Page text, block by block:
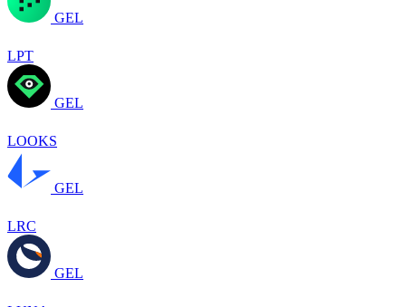
GEL
LPT
GEL
LOOKS
GEL
LRC
GEL